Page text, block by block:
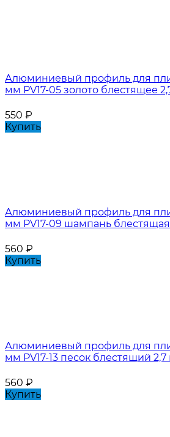
Алюминиевый профиль для
мм PV17-05 золото блестящее
550 ₽
Купить
Алюминиевый профиль для
мм PV17-09 шампань блестящая
560 ₽
Купить
Алюминиевый профиль для
мм PV17-13 песок блестящий 2,7
560 ₽
Купить